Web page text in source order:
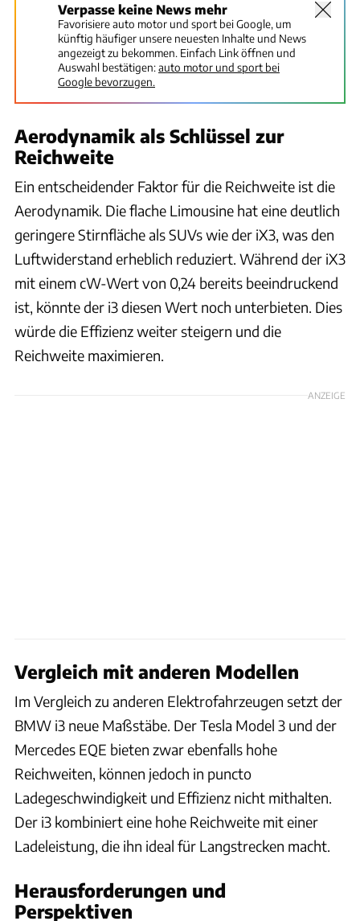
Verpasse keine News mehr
Favorisiere auto motor und sport bei Google, um
künftig häufiger unsere neuesten Inhalte und News
angezeigt zu bekommen. Einfach Link öffnen und
Auswahl bestätigen:auto motor und sport bei
Google bevorzugen.
Aerodynamik als Schlüssel zur
Reichweite
Ein entscheidender Faktor für die Reichweite ist die
Aerodynamik. Die flache Limousine hat eine deutlich
geringere Stirnfläche als SUVs wie der iX3, was den
Luftwiderstand erheblich reduziert. Während der iX3
mit einem cW-Wert von 0,24 bereits beeindruckend
ist, könnte der i3 diesen Wert noch unterbieten. Dies
würde die Effizienz weiter steigern und die
Reichweite maximieren.
ANZEIGE
Vergleich mit anderen Modellen
Im Vergleich zu anderen Elektrofahrzeugen setzt der
BMW i3 neue Maßstäbe. Der Tesla Model 3 und der
Mercedes EQE bieten zwar ebenfalls hohe
Reichweiten, können jedoch in puncto
Ladegeschwindigkeit und Effizienz nicht mithalten.
Der i3 kombiniert eine hohe Reichweite mit einer
Ladeleistung, die ihn ideal für Langstrecken macht.
Herausforderungen und
Perspektiven